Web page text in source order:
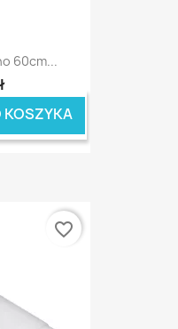
60cm...
KOSZYKA
favorite_border